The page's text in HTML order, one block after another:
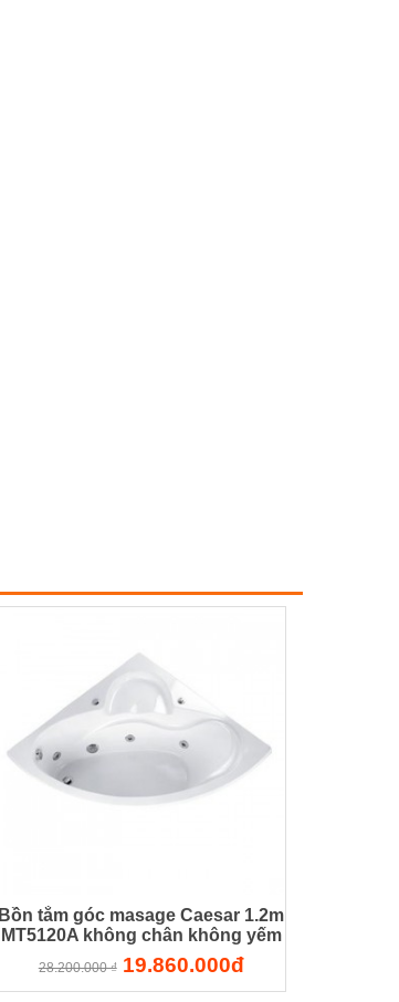
Bồn tắm góc masage Caesar 1.2m
MT5120A không chân không yếm
28.200.000 ₫ 19.860.000đ